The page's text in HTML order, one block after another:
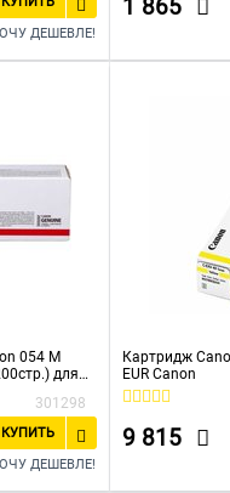
ДЕШЕВЛЕ!
1 865
054 M
для
LBP62
301298
КУПИТЬ
ДЕШЕВЛЕ!
Картридж
EUR Canon
9 815